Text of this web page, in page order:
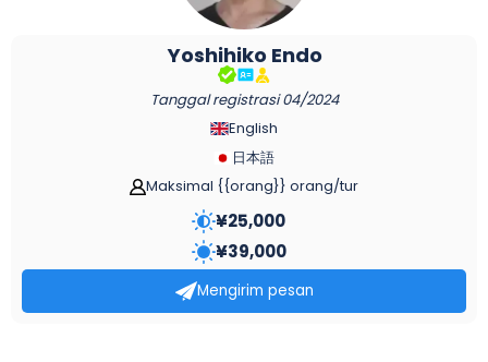
Yoshihiko Endo
Tanggal registrasi 04/2024
English
日本語
Maksimal {{orang}} orang/tur
¥25,000
¥39,000
Mengirim pesan